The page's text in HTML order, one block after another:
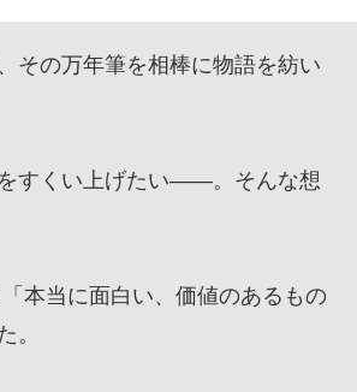
その万年筆を相棒に物語を紡い
すくい上げたい——。そんな想
本当に面白い、価値のあるもの
。